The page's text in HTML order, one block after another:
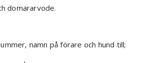
domararvode.
namn på förare och hund till;